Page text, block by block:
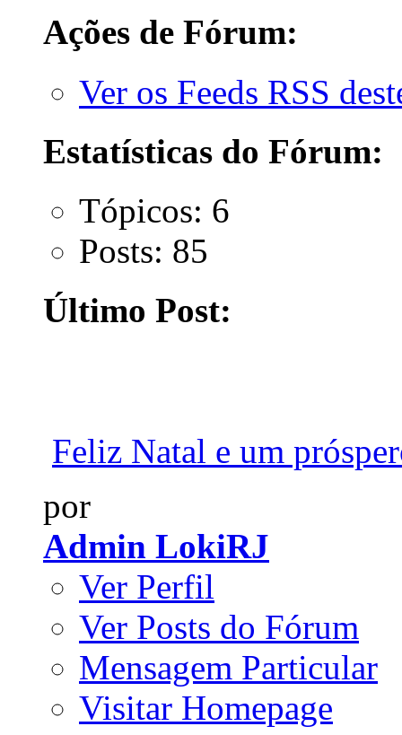
Ações de Fórum:
Ver os Feeds RSS
Estatísticas do Fórum:
Tópicos: 6
Posts: 85
Último Post:
Feliz Natal e um
por
Admin LokiRJ
Ver Perfil
Ver Posts do Fórum
Mensagem Particular
Visitar Homepage